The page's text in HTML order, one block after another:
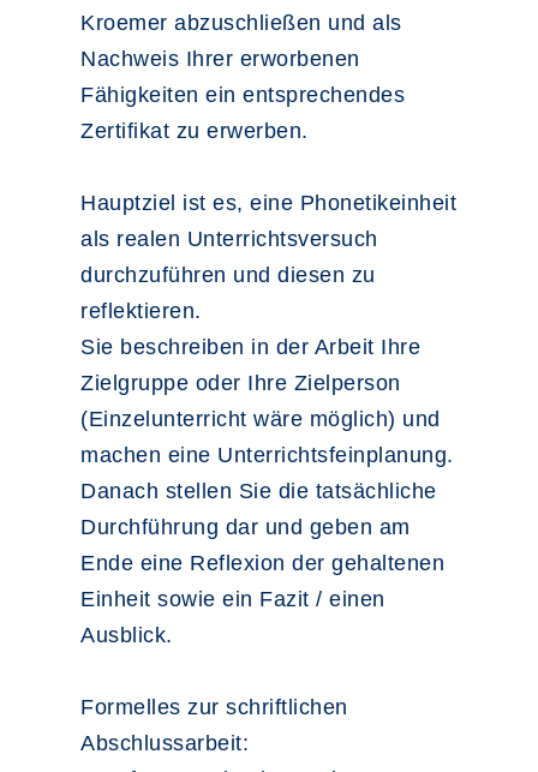
Kroemer abzuschließen und als
Nachweis Ihrer erworbenen
Fähigkeiten ein entsprechendes
Zertifikat zu erwerben.
Hauptziel ist es, eine Phonetikeinheit
als realen Unterrichtsversuch
durchzuführen und diesen zu
reflektieren.
Sie beschreiben in der Arbeit Ihre
Zielgruppe oder Ihre Zielperson
(Einzelunterricht wäre möglich) und
machen eine Unterrichtsfeinplanung.
Danach stellen Sie die tatsächliche
Durchführung dar und geben am
Ende eine Reflexion der gehaltenen
Einheit sowie ein Fazit / einen
Ausblick.
Formelles zur schriftlichen
Abschlussarbeit: